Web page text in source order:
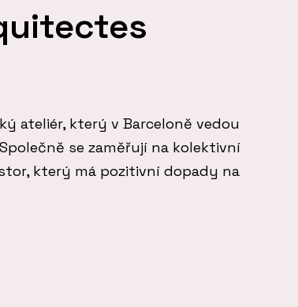
ateliér, který v Barceloně vedou
se zaměřují na kolektivní
který má pozitivní dopady na